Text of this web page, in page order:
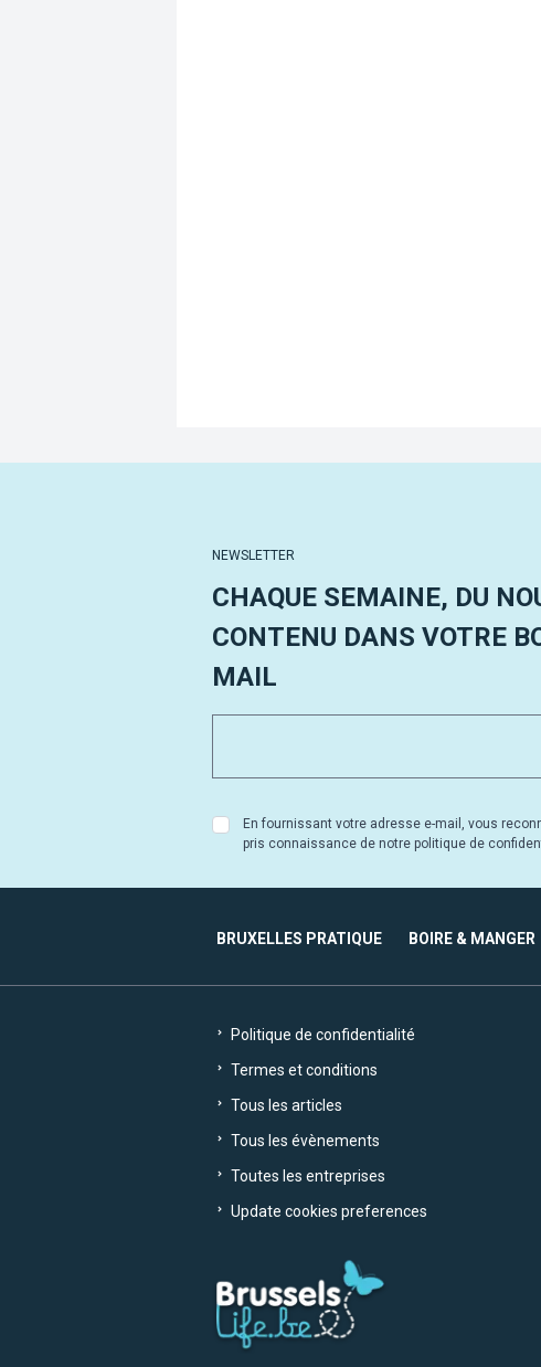
NEWSLETTER
CHAQUE SEMAINE, DU
CONTENU DANS VOTRE
MAIL
En fournissant votre adresse e-mail, vous
pris connaissance de notre politique de
BRUXELLES PRATIQUE BOIRE & MANGER
Politique de confidentialité
Termes et conditions
Tous les articles
Tous les évènements
Toutes les entreprises
Update cookies preferences